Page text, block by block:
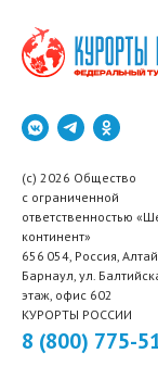
(c) 2026 Общество
с ограниченной
ответственностью
континент»
656 054, Россия,
Барнаул, ул.
этаж, офис 602
КУРОРТЫ РОССИИ
8 (800) 775-